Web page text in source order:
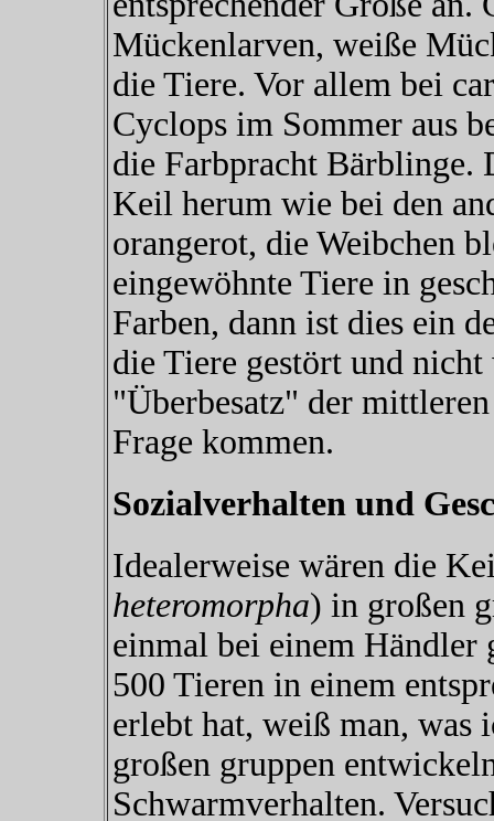
Mückenlarven, weiße
die Tiere. Vor allem bei
Cyclops im Sommer aus
die Farbpracht Bärblinge.
Keil herum wie bei den
orangerot, die Weibchen
eingewöhnte Tiere in
Farben, dann ist dies ein
die Tiere gestört und
"Überbesatz" der
Frage kommen.
Sozialverhalten und
Idealerweise wären die
heteromorpha) in großen
einmal bei einem Händler
500 Tieren in einem
erlebt hat, weiß man,
großen gruppen
Schwarmverhalten.